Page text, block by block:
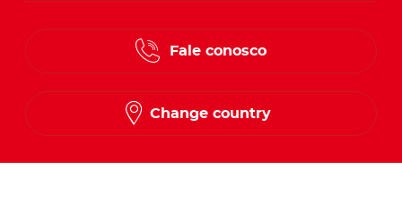
Fale conosco
Change country